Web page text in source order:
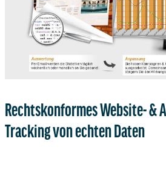
Rechtskonformes Website- &
Tracking von echten Daten